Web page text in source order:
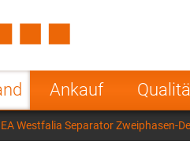
Ankauf
Poland
India
Westfalia Separator Zweiphasen-